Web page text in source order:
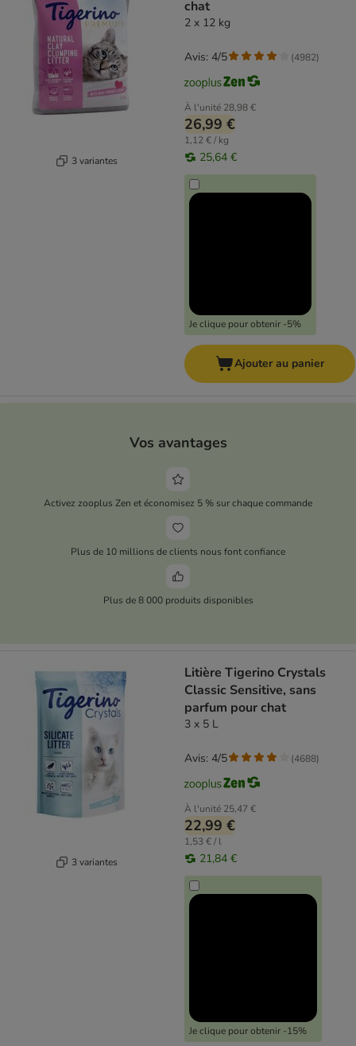
3 variantes
chat
2 x 12 kg
À l'unité 28,98 €
26,99 €
1,12 € / kg
25,64 €
Je clique pour obtenir -5%
Avis: 4/5 (4982)
Ajouter au panier
Vos avantages
Activez zooplus Zen et économisez 5 % sur chaque commande
Plus de 10 millions de clients nous font confiance
Plus de 8 000 produits disponibles
3 variantes
Litière Tigerino Crystals
Classic Sensitive, sans
parfum pour chat
3 x 5 L
À l'unité 25,47 €
22,99 €
1,53 € / l
21,84 €
Je clique pour obtenir -15%
Avis: 4/5 (4688)